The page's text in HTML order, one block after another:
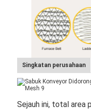
Singkatan perusahaan
Sejauh ini, total area